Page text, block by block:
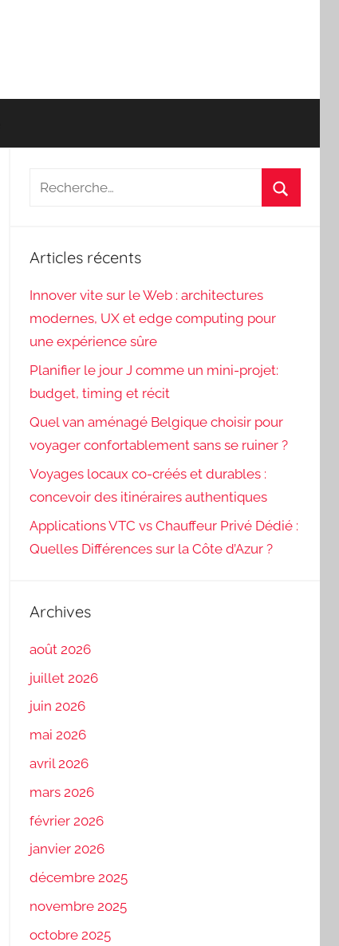
Recherche
Articles récents
Innover vite sur le Web : architectures
modernes, UX et edge computing pour
une expérience sûre
Planifier le jour J comme un mini-projet:
budget, timing et récit
Quel van aménagé Belgique choisir pour
voyager confortablement sans se ruiner ?
Voyages locaux co-créés et durables :
concevoir des itinéraires authentiques
Applications VTC vs Chauffeur Privé Dédié :
Quelles Différences sur la Côte d’Azur ?
Archives
août 2026
juillet 2026
juin 2026
mai 2026
avril 2026
mars 2026
février 2026
janvier 2026
décembre 2025
novembre 2025
octobre 2025